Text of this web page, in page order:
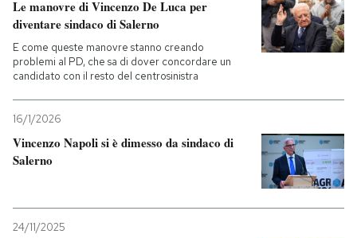
I MIEI PREFERITI
SHOP
CALENDARIO
Entra
Le manovre di Vincenzo De Luca per
diventare sindaco di Salerno
E come queste manovre stanno creando
problemi al PD, che sa di dover concordare un
candidato con il resto del centrosinistra
16/1/2026
Vincenzo Napoli si è dimesso da sindaco di
Salerno
24/11/2025